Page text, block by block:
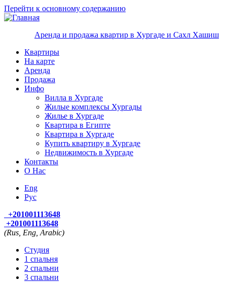
Перейти к основному содержанию
Аренда и продажа квартир в Хургаде и Сахл Хашиш
Квартиры
На карте
Аренда
Продажа
Инфо
Вилла в Хургаде
Жилые комплексы Хургады
Жилье в Хургаде
Квартира в Египте
Квартира в Хургаде
Купить квартиру в Хургаде
Недвижимость в Хургаде
Контакты
О Нас
Eng
Руc
+201001113648
+201001113648
(Rus, Eng, Arabic)
Студия
1 спальня
2 спальни
3 спальни